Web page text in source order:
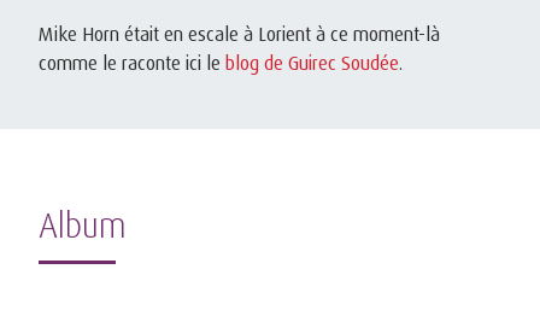
Mike Horn était en escale à Lorient à ce moment-là
comme le raconte ici le blog de Guirec Soudée.
Album